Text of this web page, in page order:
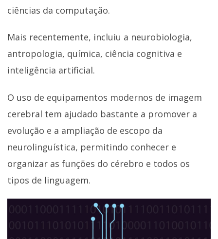
ciências da computação.
Mais recentemente, incluiu a neurobiologia,
antropologia, química, ciência cognitiva e
inteligência artificial.
O uso de equipamentos modernos de imagem
cerebral tem ajudado bastante a promover a
evolução e a ampliação de escopo da
neurolinguística, permitindo conhecer e
organizar as funções do cérebro e todos os
tipos de linguagem.